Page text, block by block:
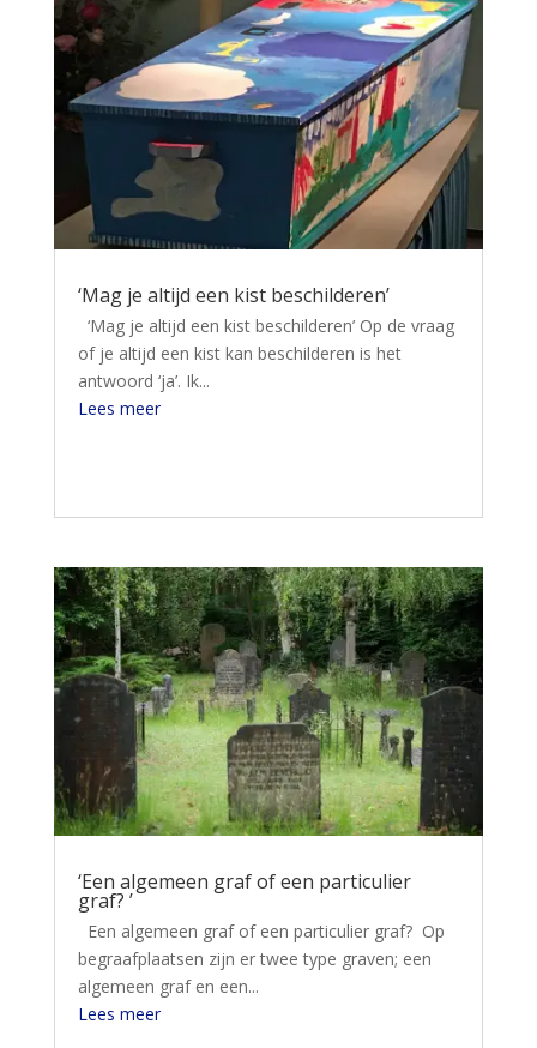
‘Mag je altijd een kist beschilderen’
‘Mag je altijd een kist beschilderen’ Op de vraag
of je altijd een kist kan beschilderen is het
antwoord ‘ja’. Ik...
Lees meer
‘Een algemeen graf of een particulier
graf? ’
Een algemeen graf of een particulier graf? Op
begraafplaatsen zijn er twee type graven; een
algemeen graf en een...
Lees meer